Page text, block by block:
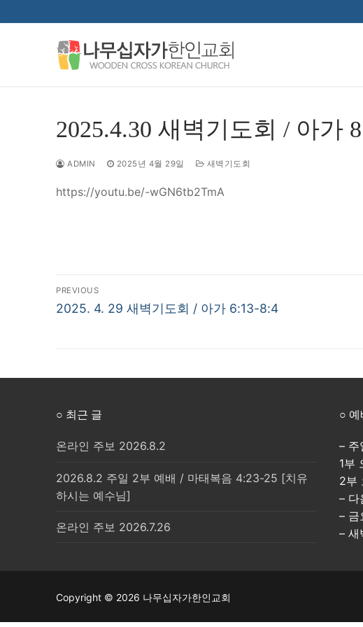
텐
2025.4.30 새벽기도회 / 아가
ADMIN 2025년 4월 29일 새벽기도회
https://youtu.be/-wGN6tb2TmA
글
탐
PREVIOUS
Previous
2025. 4. 29 새벽기도회 / 아가 6:13-8:4
○ 최근 글
온라인 주보 2026.8.2
2026.8.2 주일 2부 예배 / 마태복음 4:23-25 [치유
하시는 예수님]
온라인 주보 2026.7.26
○ 예
– 주
1부
2부
– 다
– 금
– 새
Copyright © 2026 나무십자가한인교회